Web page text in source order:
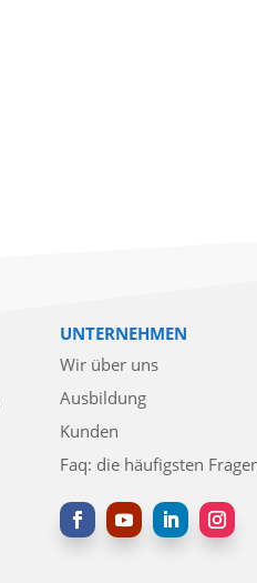
UNTERNEHMEN
Wir über uns
Ausbildung
Kunden
Faq: die häufigsten